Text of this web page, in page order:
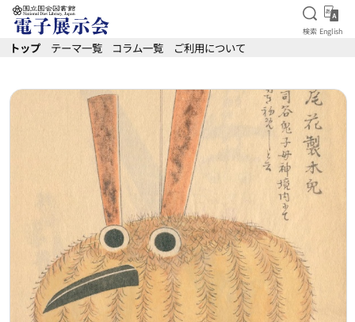
本文へ移動
検索を
検索 English
トップ テーマ一覧 コラム一覧 ご利用について